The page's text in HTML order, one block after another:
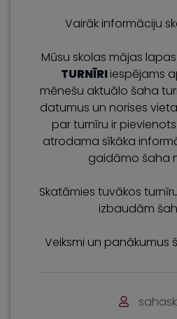
Vairāk informāciju
Mūsu skolas mājas
TURNĪRIiespējams
mēnešu aktuālo šaha
datumus un norises
par turnīru ir pievienots
atrodama sīkāka
gaidāmo šaha
Skatāmies tuvākos
izbaudām
Veiksmi un panākumus